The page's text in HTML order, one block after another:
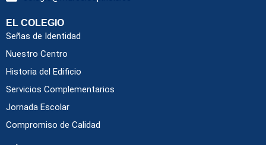
EL COLEGIO
Señas de Identidad
Nuestro Centro
Historia del Edificio
Servicios Complementarios
Jornada Escolar
Compromiso de Calidad